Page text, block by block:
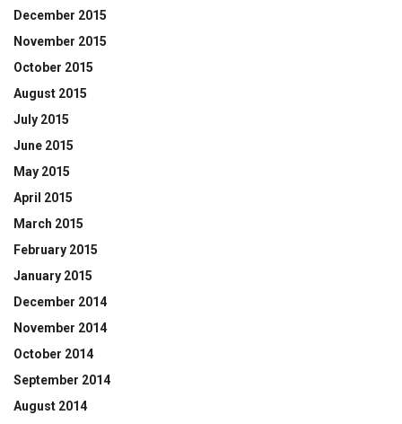
December 2015
November 2015
October 2015
August 2015
July 2015
June 2015
May 2015
April 2015
March 2015
February 2015
January 2015
December 2014
November 2014
October 2014
September 2014
August 2014